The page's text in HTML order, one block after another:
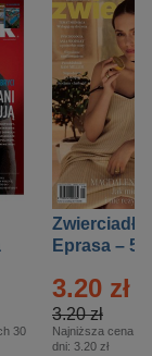
30
Zwierciadło
Eprasa – 5/
3.20 zł
3.20 zł
Najniższa cena z
dni: 3.20 zł